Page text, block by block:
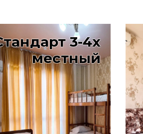
3-4х
местный